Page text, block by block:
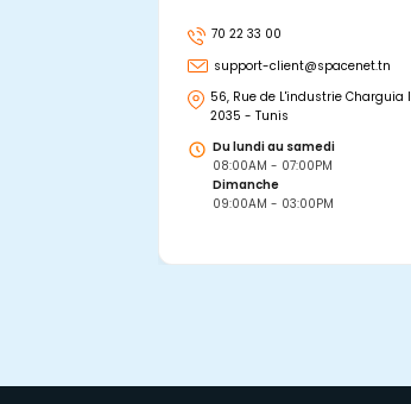
70 22 33 00
support-client@spacenet.tn
56, Rue de L'industrie Charguia I
2035 - Tunis
Du lundi au samedi
08:00AM - 07:00PM
Dimanche
09:00AM - 03:00PM